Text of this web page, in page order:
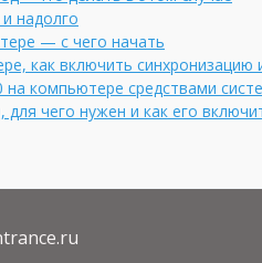
надолго
— с чего начать
как включить синхронизацию
на компьютере средствами
чего нужен и как его